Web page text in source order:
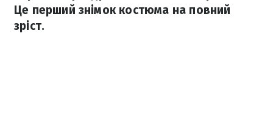
Це перший знімок костюма на повний
зріст.